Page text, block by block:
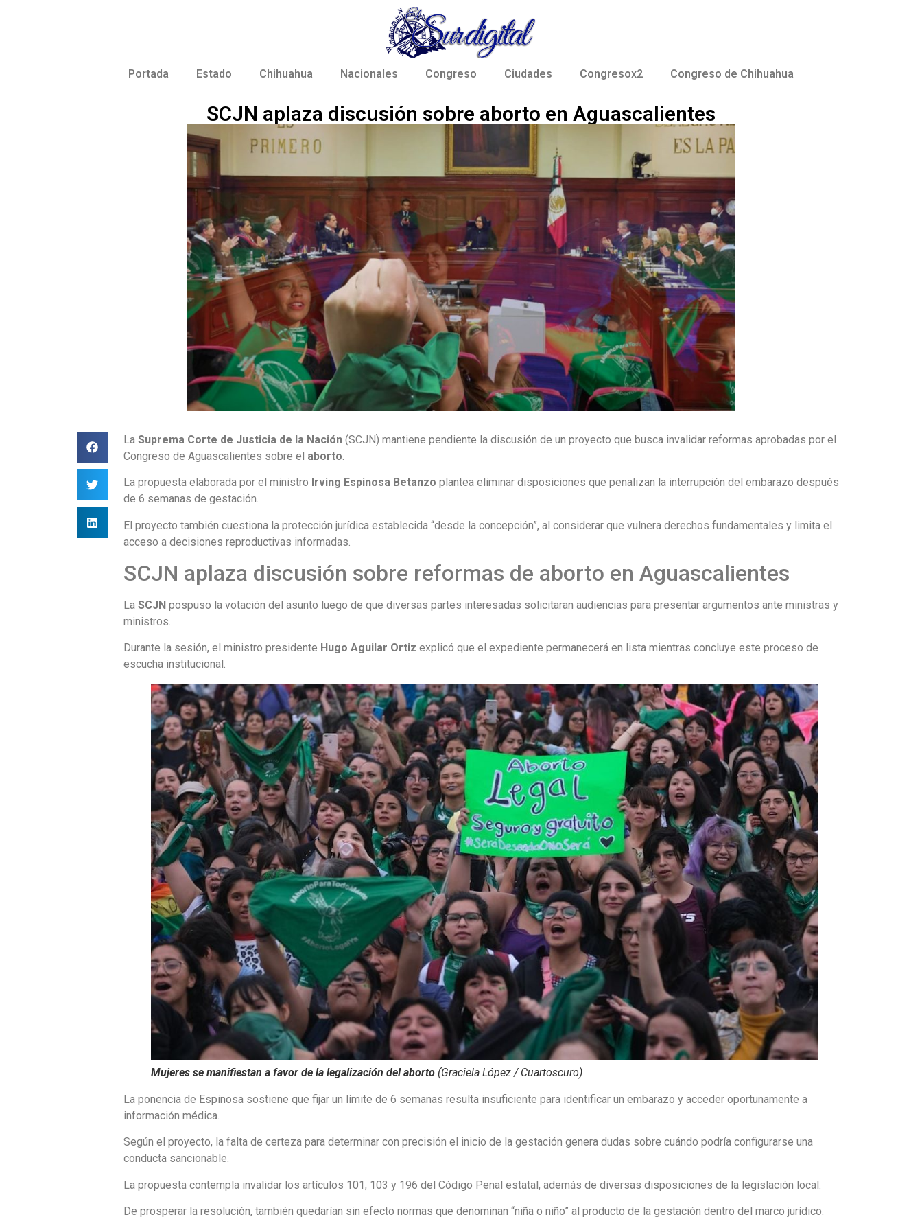
Portada Estado Chihuahua Nacionales Congreso Ciudades Congresox2 Congreso de Chihuahua
SCJN aplaza discusión sobre aborto en Aguascalientes
LaSuprema Corte de Justicia de la Nación (SCJN) mantiene pendiente la discusión de un proyecto que busca invalidar reformas aprobadas por el
Congreso de Aguascalientes sobre el aborto
La propuesta elaborada por el ministro Irving Espinosa Betanzo plantea eliminar disposiciones que penalizan la interrupción del embarazo después
de 6 semanas de gestación.
El proyecto también cuestiona la protección jurídica establecida “desde la concepción”, al considerar que vulnera derechos fundamentales y limita el
acceso a decisiones reproductivas informadas.
SCJN aplaza discusión sobre reformas de aborto en Aguascalientes
LaSCJN pospuso la votación del asunto luego de que diversas partes interesadas solicitaran audiencias para presentar argumentos ante ministras y
ministros.
Durante la sesión, el ministro presidente Hugo Aguilar Ortiz explicó que el expediente permanecerá en lista mientras concluye este proceso de
escucha institucional.
Mujeres se manifiestan a favor de la legalización del aborto (Graciela López / Cuartoscuro)
La ponencia de Espinosa sostiene que fijar un límite de 6 semanas resulta insuficiente para identificar un embarazo y acceder oportunamente a
información médica.
Según el proyecto, la falta de certeza para determinar con precisión el inicio de la gestación genera dudas sobre cuándo podría configurarse una
conducta sancionable.
La propuesta contempla invalidar los artículos 101, 103 y 196 del Código Penal estatal, además de diversas disposiciones de la legislación local.
De prosperar la resolución, también quedarían sin efecto normas que denominan “niña o niño” al producto de la gestación dentro del marco jurídico.